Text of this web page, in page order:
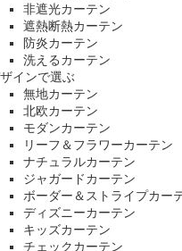
非遮光カーテン
遮熱断熱カーテン
防炎カーテン
洗えるカーテン
インで選ぶ
無地カーテン
北欧カーテン
モダンカーテン
リーフ＆フラワーカーテン
ナチュラルカーテン
ジャガードカーテン
ボーダー＆ストライプカー
ディズニーカーテン
キッズカーテン
チェックカーテン